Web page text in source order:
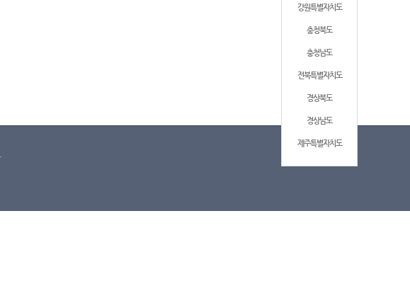
강원특별자치도
충청북도
충청남도
전북특별자치도
경상북도
경상남도
제주특별자치도